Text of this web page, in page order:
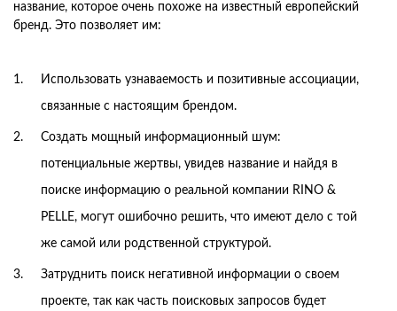
название, которое очень похоже на известный европейский
бренд. Это позволяет им:
Использовать узнаваемость и позитивные ассоциации,
связанные с настоящим брендом.
Создать мощный информационный шум:
потенциальные жертвы, увидев название и найдя в
поиске информацию о реальной компании RINO &
PELLE, могут ошибочно решить, что имеют дело с той
же самой или родственной структурой.
Затруднить поиск негативной информации о своем
проекте, так как часть поисковых запросов будет